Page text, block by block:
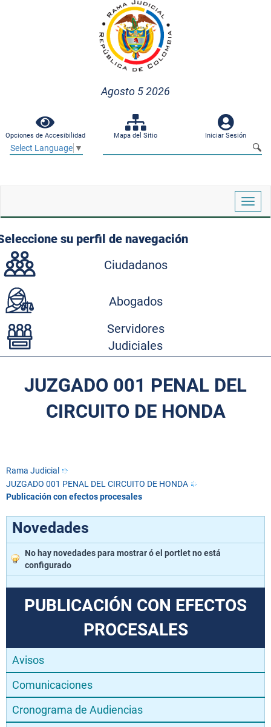
Agosto 5 2026
Opciones de Accesibilidad Mapa del Sitio Iniciar Sesión
Select Language ▼
su perfil de navegación
Ciudadanos
Abogados
Servidores
Judiciales
JUZGADO 001 PENAL DEL
CIRCUITO DE HONDA
Rama Judicial
JUZGADO 001 PENAL DEL CIRCUITO DE HONDA
Publicación con efectos procesales
Novedades
No hay novedades para mostrar ó el portlet no está
configurado
PUBLICACIÓN CON EFECTOS
PROCESALES
Avisos
Comunicaciones
Cronograma de Audiencias